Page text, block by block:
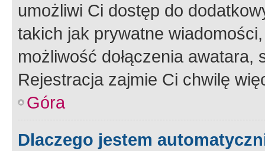
umożliwi Ci dostęp do
takich jak prywatne
możliwość dołączenia
Rejestracja zajmie Ci chwilę
Góra
Dlaczego jestem